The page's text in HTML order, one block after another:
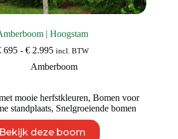
| Hoogstam
695 - €2.995Prijsklasse:
tot
incl. BTW
Amberboom
mooie herfstkleuren, Bomen voor
standplaats, Snelgroeiende bomen
Bekijk deze boom
product